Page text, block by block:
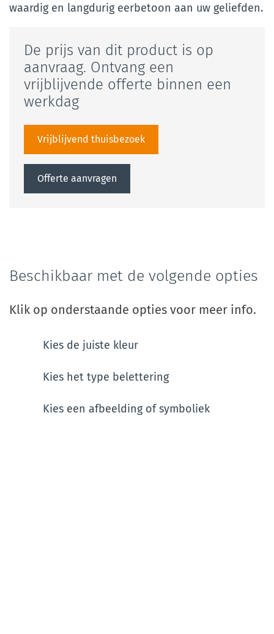
waardig en langdurig eerbetoon aan uw geliefden.
De prijs van dit product is op
aanvraag. Ontvang een
vrijblijvende offerte binnen een
werkdag
Vrijblijvend thuisbezoek
Offerte aanvragen
Beschikbaar met de volgende opties
Klik op onderstaande opties voor meer info.
Kies de juiste kleur
Kies het type belettering
Kies een afbeelding of symboliek